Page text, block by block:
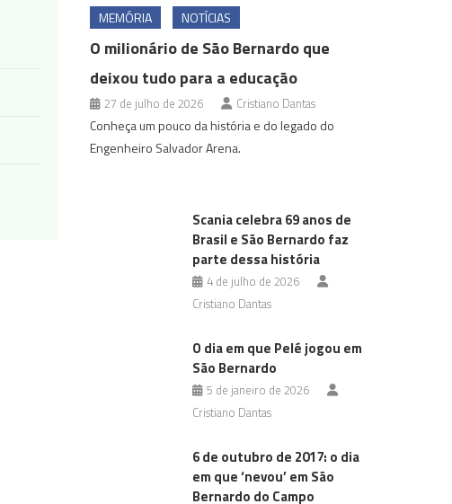
MEMÓRIA NOTÍCIAS
O milionário de São Bernardo que
deixou tudo para a educação
27 de julho de 2026 Cristiano Dantas
Conheça um pouco da história e do legado do
Engenheiro Salvador Arena.
Scania celebra 69 anos de
Brasil e São Bernardo faz
parte dessa história
4 de julho de 2026
Cristiano Dantas
O dia em que Pelé jogou em
São Bernardo
5 de janeiro de 2026
Cristiano Dantas
6 de outubro de 2017: o dia
em que ‘nevou’ em São
Bernardo do Campo